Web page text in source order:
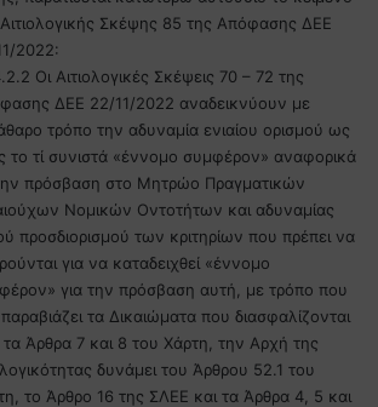
Σκέψης 85 της Απόφασης ΔΕΕ
2022:
Οι Αιτιολογικές Σκέψεις 70 – 72 της
ΔΕΕ 22/11/2022 αναδεικνύουν με
τρόπο την αδυναμία ενιαίου ορισμού ως
το τί συνιστά «έννομο συμφέρον» αναφορικά
πρόσβαση στο Μητρώο Πραγματικών
Νομικών Οντοτήτων και αδυναμίας
προσδιορισμού των κριτηρίων που πρέπει να
για να καταδειχθεί «έννομο
για την πρόσβαση αυτή, με τρόπο που
τα Δικαιώματα που διασφαλίζονται
Άρθρα 7 και 8 του Χάρτη, την Αρχή της
δυνάμει του Άρθρου 52.1 του
το Άρθρο 16 της ΣΛΕΕ και τα Άρθρα 4, 5 και